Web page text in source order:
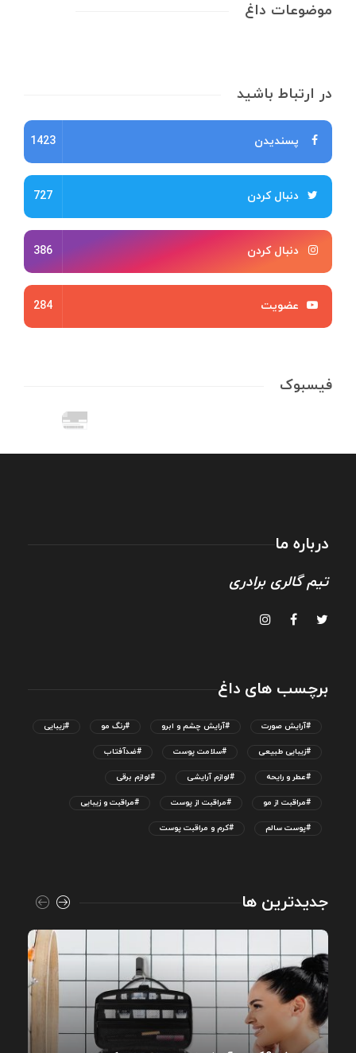
موضوعات داغ
در ارتباط باشید
پسندیدن 1423
دنبال کردن 727
دنبال کردن 386
عضویت 284
فیسبوک
درباره ما
تیم گالری برادری
برچسب های داغ
#آرایش صورت #آرایش چشم و ابرو #رنگ مو #زیبایی
#زیبایی طبیعی #سلامت پوست #ضدآفتاب
#عطر و رایحه #لوازم آرایشی #لوازم برقی
#مراقبت از مو #مراقبت از پوست #مراقبت و زیبایی
#پوست سالم #کرم و مراقبت پوست
جدیدترین ها